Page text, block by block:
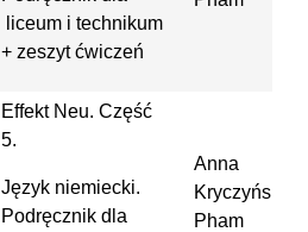
liceum i technikum
+ zeszyt ćwiczeń
Effekt Neu. Część
5.
Język niemiecki.
Podręcznik dla
Anna
Kryczyńska-
Pham